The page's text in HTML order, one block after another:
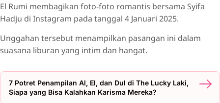
El Rumi membagikan foto-foto romantis bersama Syifa
Hadju di Instagram pada tanggal 4 Januari 2025.
Unggahan tersebut menampilkan pasangan ini dalam
suasana liburan yang intim dan hangat.
7 Potret Penampilan Al, El, dan Dul di The Lucky Laki,
Siapa yang Bisa Kalahkan Karisma Mereka?